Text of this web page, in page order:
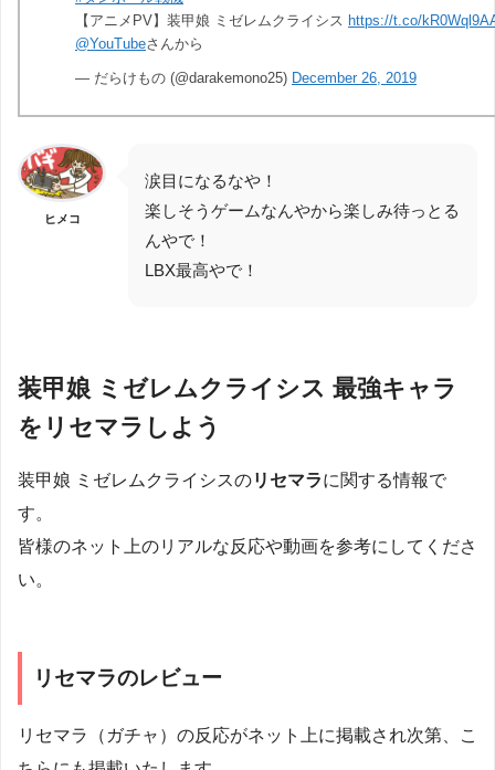
【アニメPV】装甲娘 ミゼレムクライシス https://t.co/
@YouTubeさんから
— だらけもの (@darakemono25) December 26, 2019
ヒメコ
涙目になるなや！
楽しそうゲームなんやから楽しみ待っとる
んやで！
LBX最高やで！
装甲娘 ミゼレムクライシス 最強キャラ
をリセマラしよう
装甲娘 ミゼレムクライシスのリセマラに関する情報で
す。
皆様のネット上のリアルな反応や動画を参考にしてくださ
い。
リセマラのレビュー
リセマラ（ガチャ）の反応がネット上に掲載され次第、こ